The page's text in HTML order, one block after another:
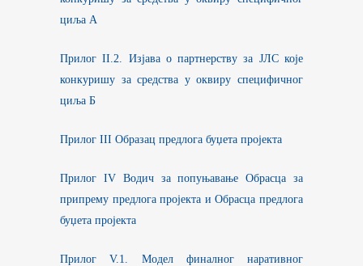
циља А
Прилог II.2. Изјава о партнерству за ЈЛС које
конкуришу за средства у оквиру специфичног
циља Б
Прилог III Образац предлога буџета пројекта
Прилог IV Водич за попуњавање Обрасца за
припрему предлога пројекта и Обрасца предлога
буџета пројекта
Прилог V.1. Модел финалног наративног